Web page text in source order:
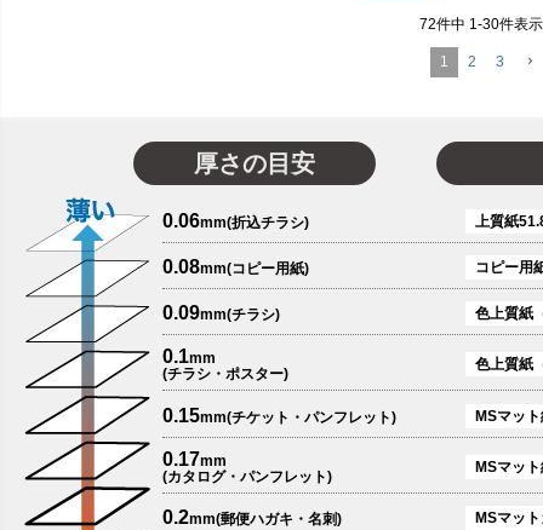
72件中 1 -30件表示
1 2 3
厚さの目安
0.06mm(折込チラシ) 上質紙
0.08mm(コピー用紙) コピー用
0.09mm(チラシ) 色上質紙
0.1mm
(チラシ・ポスター)
色上質紙
0.15mm(チケット・パンフレット) MSマッ
0.17mm
(カタログ・パンフレット)
MSマッ
0.2mm(郵便ハガキ・名刺) MSマッ